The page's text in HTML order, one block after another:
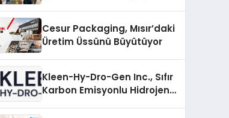
Cesur Packaging, Mısır’daki
Üretim Üssünü Büyütüyor
Kleen-Hy-Dro-Gen Inc., Sıfır
Karbon Emisyonlu Hidrojen